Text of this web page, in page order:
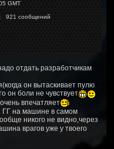
GMT
921 сообщений
отдать разработчикам
он вытаскивает пулю
он боли не чувствует
впечатляет
ГГ на машине в самом
никого не видно,через
врагов уже у твоего